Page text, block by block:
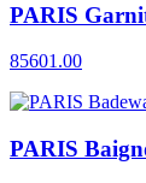
PARIS
85601.00
PARIS